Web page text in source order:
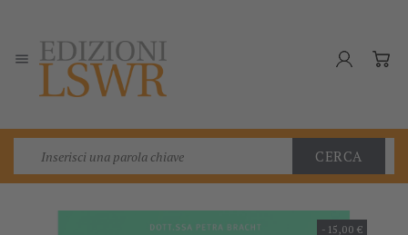

CERCA
-15,00 €